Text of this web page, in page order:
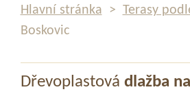
Hlavní stránka > Terasy
Boskovic
Dřevoplastová dlažba